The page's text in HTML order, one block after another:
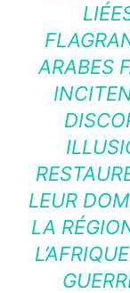
ARABES
LEUR
LA